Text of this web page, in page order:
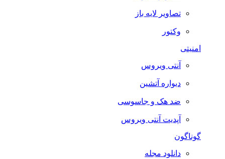
تصاویر لایه باز
وکتور
امنیتی
آنتی ویروس
دیواره آتشین
ضد هک و جاسوسی
آپدیت آنتی ویروس
گوناگون
دانلود مجله